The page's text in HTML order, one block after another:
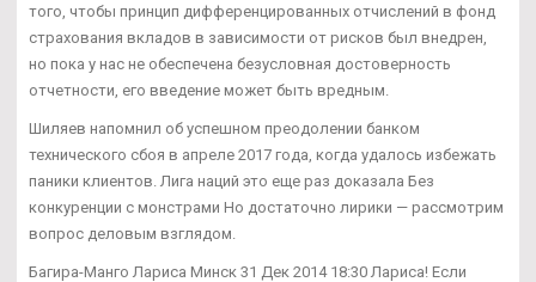
того, чтобы принцип дифференцированных отчислений в фонд
страхования вкладов в зависимости от рисков был внедрен,
но пока у нас не обеспечена безусловная достоверность
отчетности, его введение может быть вредным.
Шиляев напомнил об успешном преодолении банком
технического сбоя в апреле 2017 года, когда удалось избежать
паники клиентов. Лига наций это еще раз доказала Без
конкуренции с монстрами Но достаточно лирики — рассмотрим
вопрос деловым взглядом.
Багира-Манго Лариса Минск 31 Дек 2014 18:30 Лариса! Если